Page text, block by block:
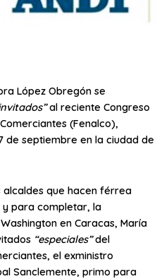
López Obregón se
al reciente Congreso
(Fenalco),
de septiembre en la ciudad de
alcaldes que hacen férrea
para completar, la
en Caracas, María
“especiales”del
el exministro
Sanclemente, primo para